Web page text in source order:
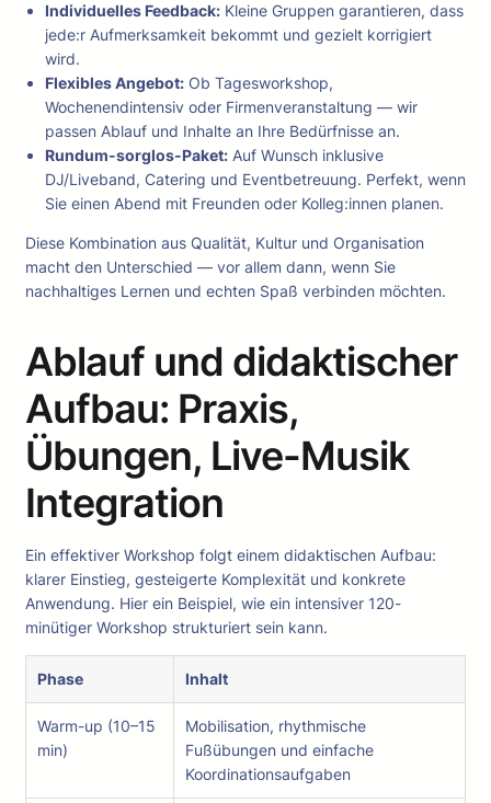
Individuelles Feedback: Kleine Gruppen garantieren, dass
jede:r Aufmerksamkeit bekommt und gezielt korrigiert
wird.
Flexibles Angebot: Ob Tagesworkshop,
Wochenendintensiv oder Firmenveranstaltung — wir
passen Ablauf und Inhalte an Ihre Bedürfnisse an.
Rundum-sorglos-Paket: Auf Wunsch inklusive
DJ/Liveband, Catering und Eventbetreuung. Perfekt, wenn
Sie einen Abend mit Freunden oder Kolleg:innen planen.
Diese Kombination aus Qualität, Kultur und Organisation
macht den Unterschied — vor allem dann, wenn Sie
nachhaltiges Lernen und echten Spaß verbinden möchten.
Ablauf und didaktischer
Aufbau: Praxis,
Übungen, Live-Musik
Integration
Ein effektiver Workshop folgt einem didaktischen Aufbau:
klarer Einstieg, gesteigerte Komplexität und konkrete
Anwendung. Hier ein Beispiel, wie ein intensiver 120-
minütiger Workshop strukturiert sein kann.
Phase Inhalt
Warm-up (10–15
min)
Mobilisation, rhythmische
Fußübungen und einfache
Koordinationsaufgaben